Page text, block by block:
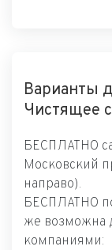
Варианты
Чистящее
БЕСПЛАТНО
Московский
направо).
БЕСПЛАТНО
же возможна
компаниями: